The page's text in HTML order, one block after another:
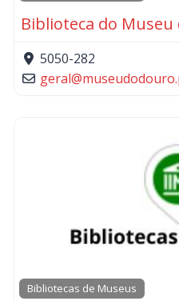
Biblioteca do
5050-282
geral@
Bibliotecas de Museus